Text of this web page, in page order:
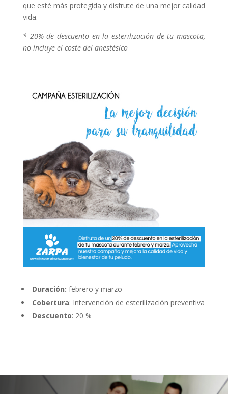
que esté más protegida y disfrute de una mejor calidad
vida.
* 20% de descuento en la esterilización de tu mascota,
no incluye el coste del anestésico
Duración: febrero y marzo
Cobertura: Intervención de esterilización preventiva
Descuento: 20 %